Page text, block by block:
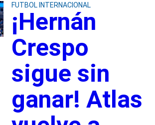
FUTBOL INTERNACIONAL
¡Hernán
Crespo
sigue sin
ganar! Atlas